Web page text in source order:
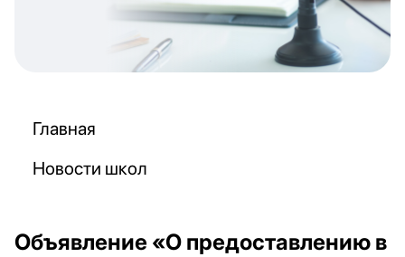
Главная
Новости школ
Объявление «О предоставлению в